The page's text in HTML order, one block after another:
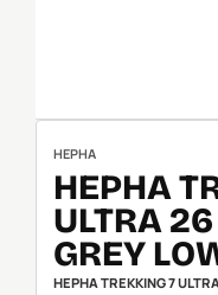
HEPHA
HEPHA
ULTRA
GREY
HEPHA TREKKING 7